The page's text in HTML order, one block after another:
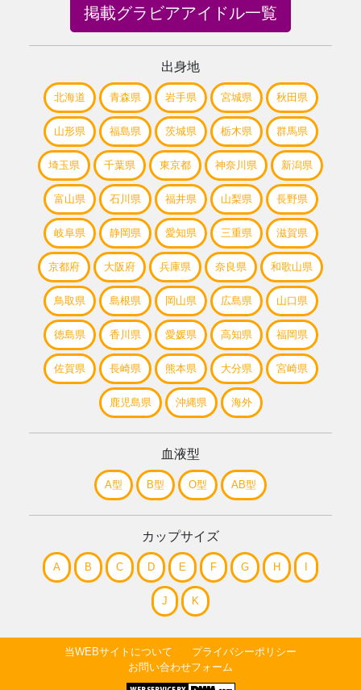
掲載グラビアアイドル一覧
出身地
北海道 青森県 岩手県 宮城県 秋田県
山形県 福島県 茨城県 栃木県 群馬県
埼玉県 千葉県 東京都 神奈川県 新潟県
富山県 石川県 福井県 山梨県 長野県
岐阜県 静岡県 愛知県 三重県 滋賀県
京都府 大阪府 兵庫県 奈良県 和歌山県
鳥取県 島根県 岡山県 広島県 山口県
徳島県 香川県 愛媛県 高知県 福岡県
佐賀県 長崎県 熊本県 大分県 宮崎県
鹿児島県 沖縄県 海外
血液型
A型 B型 O型 AB型
カップサイズ
A B C D E F G H
J K
当WEBサイトについて
プライバシーポリシー
お問い合わせフォーム